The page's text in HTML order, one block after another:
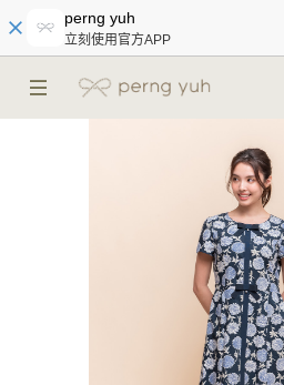
perng yuh
立刻使用官方APP